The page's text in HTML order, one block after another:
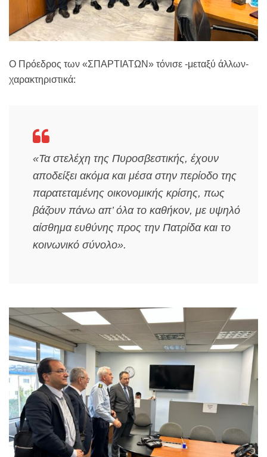
Ο Πρόεδρος των «ΣΠΑΡΤΙΑΤΩΝ» τόνισε -μεταξύ άλλων-
χαρακτηριστικά:
«Τα στελέχη της Πυροσβεστικής, έχουν
αποδείξει ακόμα και μέσα στην περίοδο της
παρατεταμένης οικονομικής κρίσης, πως
βάζουν πάνω απ’ όλα το καθήκον, με υψηλό
αίσθημα ευθύνης προς την Πατρίδα και το
κοινωνικό σύνολο».